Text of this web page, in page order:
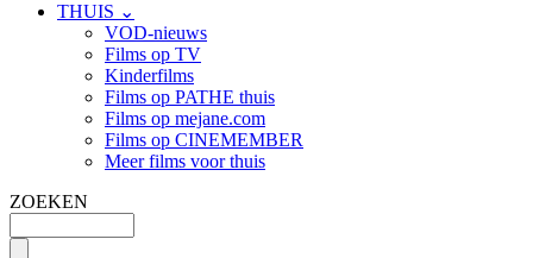
THUIS ⌄
VOD-nieuws
Films op TV
Kinderfilms
Films op PATHE thuis
Films op mejane.com
Films op CINEMEMBER
Meer films voor thuis
ZOEKEN